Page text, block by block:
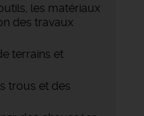
les matériaux
des travaux
terrains et
trous et des